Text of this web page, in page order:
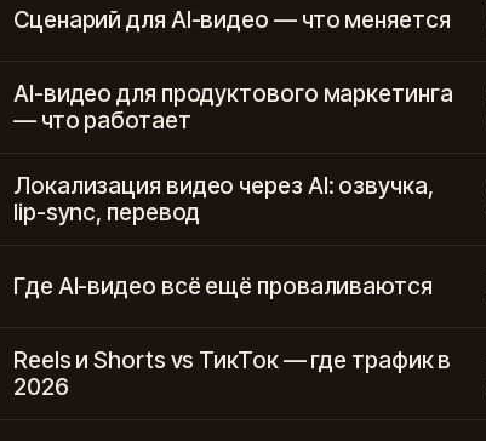
Сценарий для AI-видео — что меняется
AI-видео для продуктового маркетинга
— что работает
Локализация видео через AI: озвучка,
lip-sync, перевод
Где AI-видео всё ещё проваливаются
Reels и Shorts vs ТикТок — где трафик в
2026